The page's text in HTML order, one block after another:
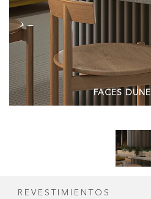
FACES DUNE
REVESTIMIENTOS